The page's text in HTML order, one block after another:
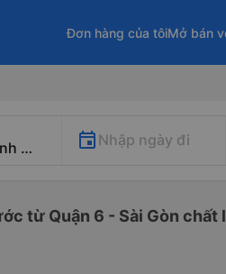
Đơn hàng của tôiMở bán
Nhập ngày đi
từ Quận 6 - Sài Gòn